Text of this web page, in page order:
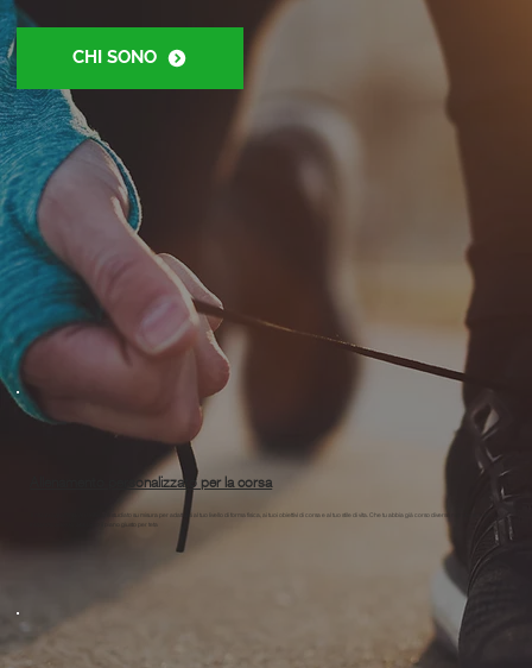
CHI SONO
Allenamento personalizzato per la corsa
Il mio programma di running è studiato su misura per adattarsi al tuo livello di forma fisica, ai tuoi obiettivi di corsa e al tuo stile di vita. Che tu abbia già corso diverse maratone o stia
iniziando adesso, abbiamo il piano giusto per teta